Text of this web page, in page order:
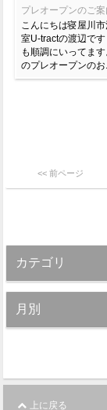
プレオープンのご案
こんにちは寝屋川
室U-tractの渡辺で
も順調にいってま
のプレオープンのお
<< 前ページ
カテゴリ
月別
上に戻る